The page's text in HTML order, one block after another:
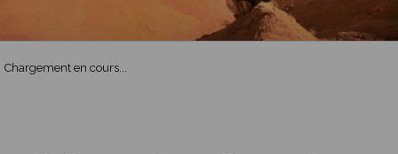
Chargement en cours...